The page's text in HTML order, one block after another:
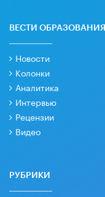
ВЕСТИ ОБРАЗОВАНИЯ
Новости
Колонки
Аналитика
Интервью
Рецензии
Видео
РУБРИКИ